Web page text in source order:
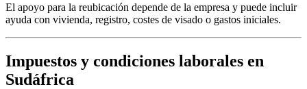
El apoyo para la reubicación depende de la empresa y puede incluir
ayuda con vivienda, registro, costes de visado o gastos iniciales.
Impuestos y condiciones laborales en
Sudáfrica